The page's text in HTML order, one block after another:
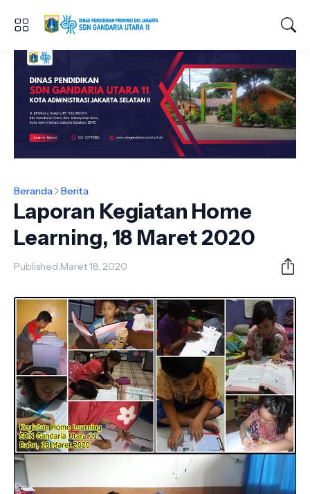
Beranda Berita
Laporan Kegiatan Home
Learning, 18 Maret 2020
Published:Maret 18, 2020